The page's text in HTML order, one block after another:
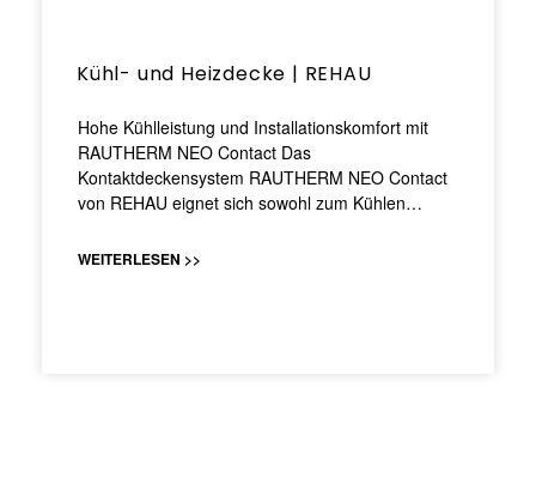
Kühl- und Heizdecke | REHAU
Hohe Kühlleistung und Installationskomfort mit
RAUTHERM NEO Contact Das
Kontaktdeckensystem RAUTHERM NEO Contact
von REHAU eignet sich sowohl zum Kühlen…
WEITERLESEN >>